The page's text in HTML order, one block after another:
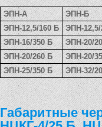
ЭПН-А
ЭПН-Б
ЭПН-12,5/160 Б
ЭПН-12,5/
ЭПН-16/350 Б
ЭПН-20/
ЭПН-20/260 Б
ЭПН-20/
ЭПН-25/350 Б
ЭПН-32/
Габаритные